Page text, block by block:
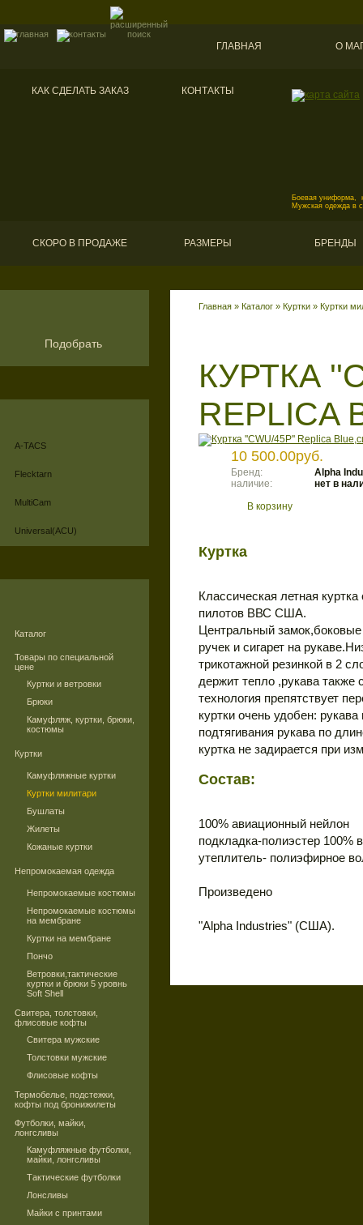
ГЛАВНАЯ О
КАК СДЕЛАТЬ ЗАКАЗ КОНТАКТЫ
Боевая униформа,
Мужская одежда в
СКОРО В ПРОДАЖЕ РАЗМЕРЫ БРЕНДЫ
Подобрать
A-TACS
Flecktarn
MultiCam
Universal(ACU)
Каталог
Товары по специальной
цене
Куртки и ветровки
Брюки
Камуфляж, куртки, брюки,
костюмы
Куртки
Камуфляжные куртки
Куртки милитари
Бушлаты
Жилеты
Кожаные куртки
Непромокаемая одежда
Непромокаемые костюмы
Непромокаемые костюмы
на мембране
Куртки на мембране
Пончо
Ветровки,тактические
куртки и брюки 5 уровнь
Soft Shell
Свитера, толстовки,
флисовые кофты
Свитера мужские
Толстовки мужские
Флисовые кофты
Термобелье, подстежки,
кофты под бронижилеты
Футболки, майки,
лонгсливы
Камуфляжные футболки,
майки, лонгсливы
Тактические футболки
Лонсливы
Майки с принтами
Главная » Каталог » Куртки » Куртки
КУРТКА
REPLICA
10 500.00руб.
Бренд:
Аlpha
наличие:
нет в
В корзину
Куртка
Классическая летная
пилотов ВВС США.
Центральный
ручек и сигарет на
трикотажной резинкой в 2
держит тепло ,рукава
технология препятствует
куртки очень удобен:
подтягивания рукава по
куртка не задирается при
Состав:
100% авиационный нейлон
подкладка-полиэстер 100%
утеплитель- полиэфирное
Произведено
"Alpha Industries" (США).